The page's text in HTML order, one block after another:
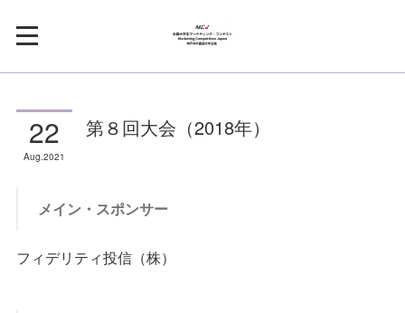
22
Aug 2021
第８回大会（2018年）
メイン・スポンサー
フィデリティ投信（株）